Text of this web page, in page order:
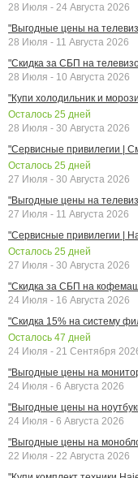
28 Июля - 24 Августа 2026
"Выгодные цены на
28 Июля - 11 Августа 2026
"Скидка за СБП на
28 Июля - 10 Августа 2026
"Купи холодильник и
Осталось 25 дней
28 Июля - 30 Августа 2026
"Сервисные привилегии |
Осталось 25 дней
27 Июля - 30 Августа 2026
"Выгодные цены на
27 Июля - 11 Августа 2026
"Сервисные привилегии |
Осталось 25 дней
27 Июля - 30 Августа 2026
"Скидка за СБП на
24 Июля - 16 Августа 2026
"Скидка 15% на систему
Осталось 47 дней
24 Июля - 21 Сентября
"Выгодные цены на
24 Июля - 6 Августа 2026
"Выгодные цены на
24 Июля - 6 Августа 2026
"Выгодные цены на
22 Июля - 22 Августа 2026